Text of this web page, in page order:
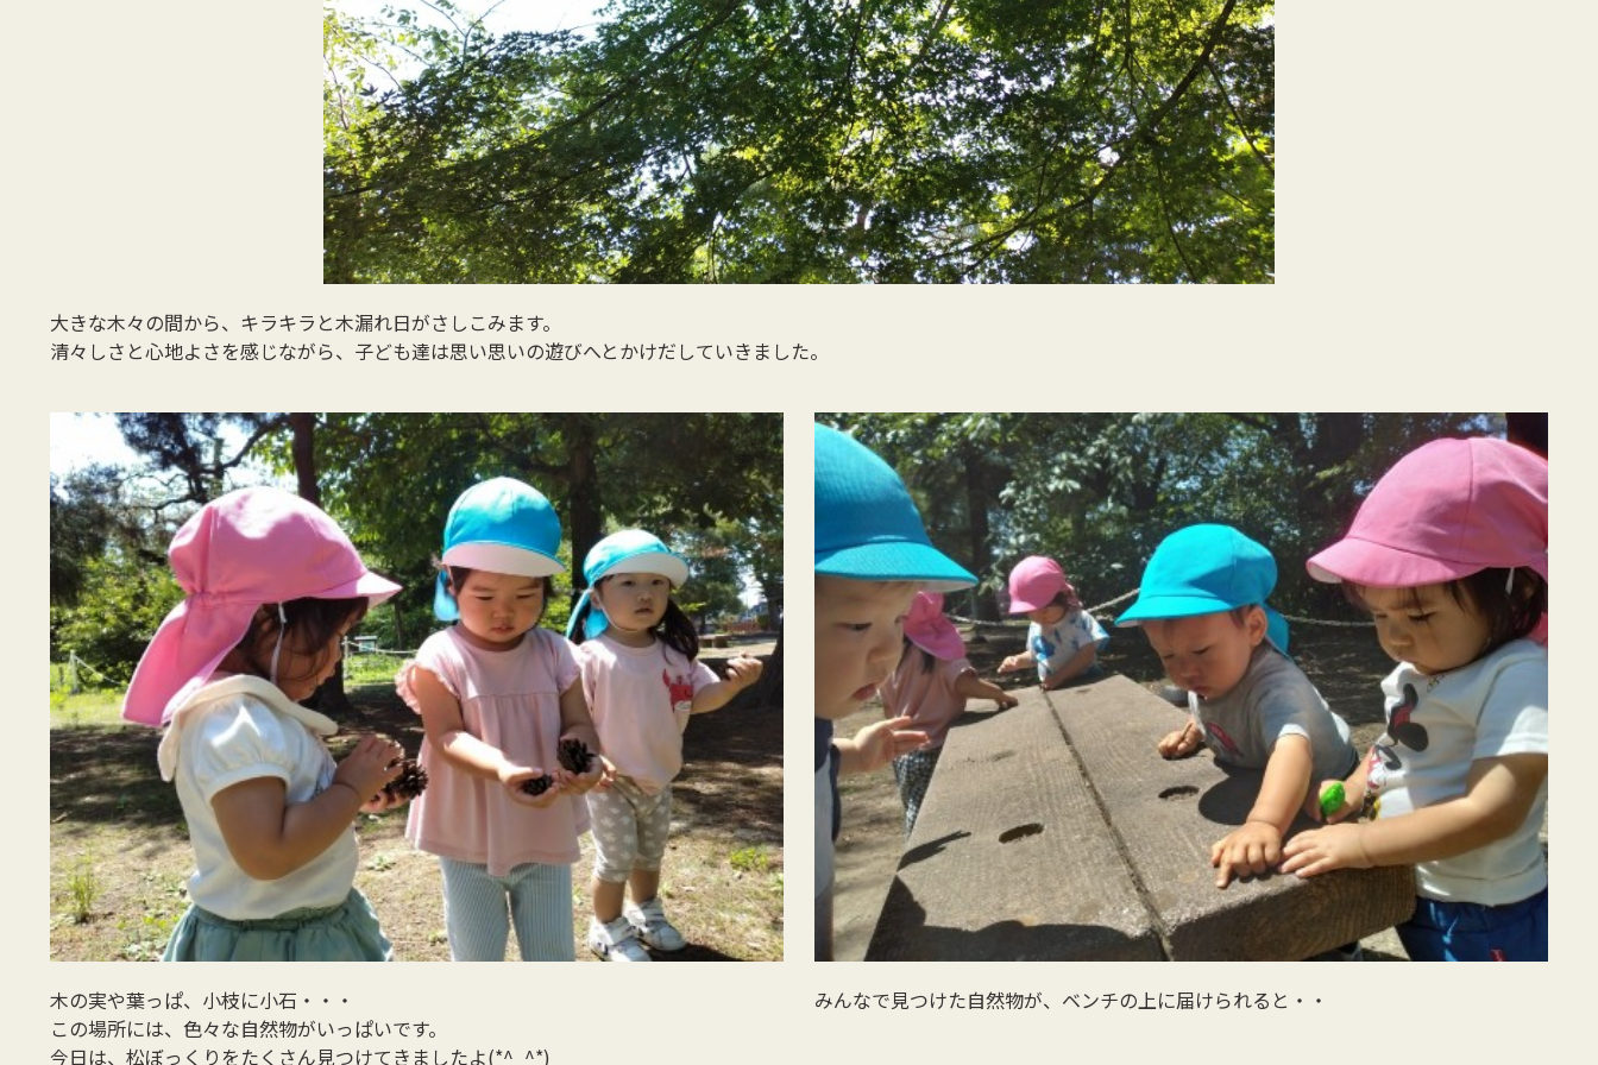
大きな木々の間から、キラキラと木漏れ日がさしこみます。
清々しさと心地よさを感じながら、子ども達は思い思いの遊びへとかけだしていきました。
木の実や葉っぱ、小枝に小石・・・
この場所には、色々な自然物がいっぱいです。
今日は、松ぼっくりをたくさん見つけてきましたよ(*^_^*)
みんなで見つけた自然物が、ベンチの上に届けられると・・